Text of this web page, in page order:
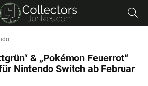
& „Pokémon Feuerrot“
Nintendo Switch ab Februar